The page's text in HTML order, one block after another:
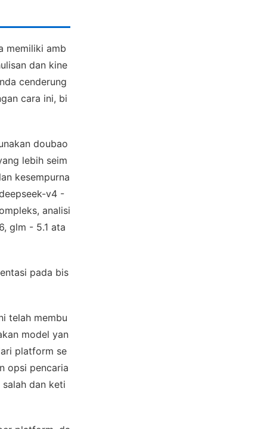
memiliki amb
dan kine
cenderung
cara ini, bi
doubao
lebih seim
kesempurna
v4 -
analisi
glm - 5.1 ata
pada bis
telah membu
model yan
platform se
opsi pencaria
dan keti